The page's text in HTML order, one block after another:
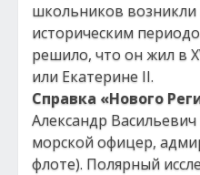
школьников
историческим
решило, что он жил в
или Екатерине II.
Справка «Нового
Александр
морской офицер,
флоте). Полярный